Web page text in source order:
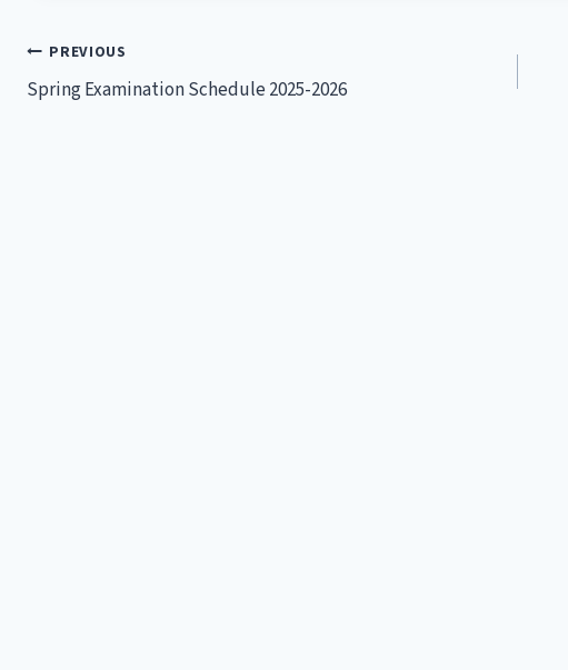
PREVIOUS
Spring Examination Schedule 2025-2026